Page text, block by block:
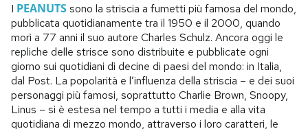
I PEANUTSsono la striscia a fumetti più famosa del mondo,
pubblicata quotidianamente tra il 1950 e il 2000, quando
morì a 77 anni il suo autore Charles Schulz. Ancora oggi le
repliche delle strisce sono distribuite e pubblicate ogni
giorno sui quotidiani di decine di paesi del mondo: in Italia,
dal Post. La popolarità e l’influenza della striscia – e dei suoi
personaggi più famosi, soprattutto Charlie Brown, Snoopy,
Linus – si è estesa nel tempo a tutti i media e alla vita
quotidiana di mezzo mondo, attraverso i loro caratteri, le